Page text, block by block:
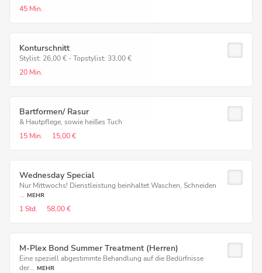
45 Min.
Konturschnitt
Stylist: 26,00 € - Topstylist: 33,00 €
20 Min.
Bartformen/ Rasur
& Hautpflege, sowie heißes Tuch
15 Min.
15,00 €
Wednesday Special
Nur Mittwochs! Dienstleistung beinhaltet Waschen, Schneiden
... MEHR
1 Std. 58,00 €
M-Plex Bond Summer Treatment (Herren)
Eine speziell abgestimmte Behandlung auf die Bedürfnisse
der... MEHR